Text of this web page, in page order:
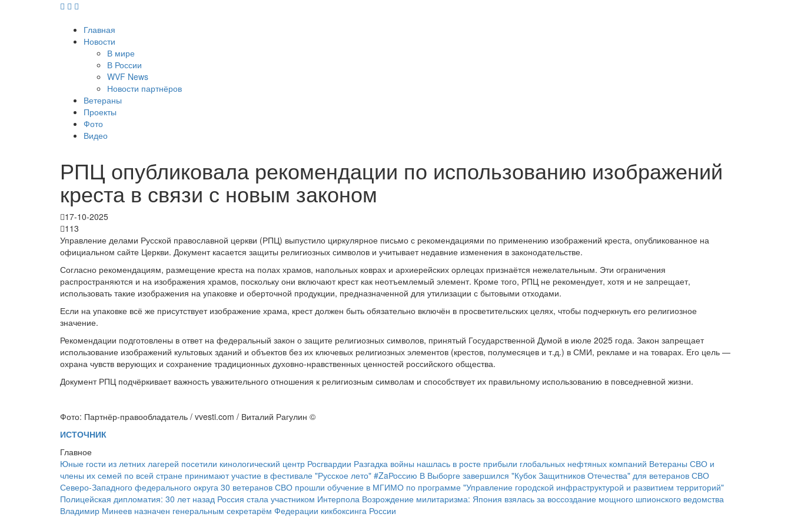
Главная
Новости
В мире
В России
WVF News
Новости партнёров
Ветераны
Проекты
Фото
Видео
РПЦ опубликовала рекомендации по использованию изображений
креста в связи с новым законом
17-10-2025
113
Управление делами Русской православной церкви (РПЦ) выпустило циркулярное письмо с рекомендациями по применению изображений креста, опубликованное на
официальном сайте Церкви. Документ касается защиты религиозных символов и учитывает недавние изменения в законодательстве.
Согласно рекомендациям, размещение креста на полах храмов, напольных коврах и архиерейских орлецах признаётся нежелательным. Эти ограничения
распространяются и на изображения храмов, поскольку они включают крест как неотъемлемый элемент. Кроме того, РПЦ не рекомендует, хотя и не запрещает,
использовать такие изображения на упаковке и оберточной продукции, предназначенной для утилизации с бытовыми отходами.
Если на упаковке всё же присутствует изображение храма, крест должен быть обязательно включён в просветительских целях, чтобы подчеркнуть его религиозное
значение.
Рекомендации подготовлены в ответ на федеральный закон о защите религиозных символов, принятый Государственной Думой в июле 2025 года. Закон запрещает
использование изображений культовых зданий и объектов без их ключевых религиозных элементов (крестов, полумесяцев и т.д.) в СМИ, рекламе и на товарах. Его цель —
охрана чувств верующих и сохранение традиционных духовно-нравственных ценностей российского общества.
Документ РПЦ подчёркивает важность уважительного отношения к религиозным символам и способствует их правильному использованию в повседневной жизни.
Фото: Партнёр-правообладатель / vvesti.com / Виталий Рагулин ©
ИСТОЧНИК
Главное
Юные гости из летних лагерей посетили кинологический центр Росгвардии Разгадка войны нашлась в росте прибыли глобальных нефтяных компаний Ветераны СВО и
члены их семей по всей стране принимают участие в фестивале "Русское лето" #ZaРоссию В Выборге завершился "Кубок Защитников Отечества" для ветеранов СВО
Северо-Западного федерального округа 30 ветеранов СВО прошли обучение в МГИМО по программе "Управление городской инфраструктурой и развитием территорий"
Полицейская дипломатия: 30 лет назад Россия стала участником Интерпола Возрождение милитаризма: Япония взялась за воссоздание мощного шпионского ведомства
Владимир Минеев назначен генеральным секретарём Федерации кикбоксинга России